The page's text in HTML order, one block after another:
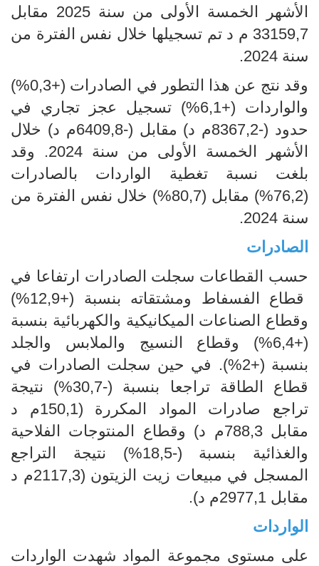
الأشهر الخمسة الأولى من سنة 2025 مقابل
33159,7 م د تم تسجيلها خلال نفس الفترة من
سنة 2024.
وقد نتج عن هذا التطور في الصادرات (+0,3%)
والواردات (+6,1%) تسجيل عجز تجاري في
حدود (-8367,2م د) مقابل (-6409,8م د) خلال
الأشهر الخمسة الأولى من سنة 2024. وقد
بلغت نسبة تغطية الواردات بالصادرات
(76,2%) مقابل (80,7%) خلال نفس الفترة من
سنة 2024.
الصادرات
حسب القطاعات سجلت الصادرات ارتفاعا في
قطاع الفسفاط ومشتقاته بنسبة (+12,9%)
وقطاع الصناعات الميكانيكية والكهربائية بنسبة
(+6,4%) وقطاع النسيج والملابس والجلد
بنسبة (+2%). في حين سجلت الصادرات في
قطاع الطاقة تراجعا بنسبة (-30,7%) نتيجة
تراجع صادرات المواد المكررة (150,1م د
مقابل 788,3م د) وقطاع المنتوجات الفلاحية
والغذائية بنسبة (-18,5%) نتيجة التراجع
المسجل في مبيعات زيت الزيتون (2117,3م د
مقابل 2977,1م د).
الواردات
على مستوى مجموعة المواد شهدت الواردات